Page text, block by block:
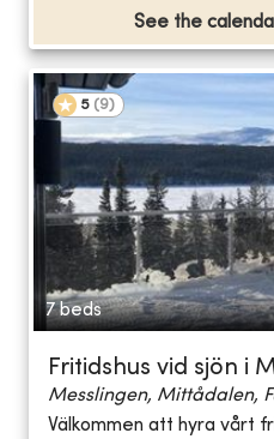
See the
5 (9)
7 beds
Fritidshus vid sjön i
Messlingen, Mittådalen,
Välkommen att hyra vårt